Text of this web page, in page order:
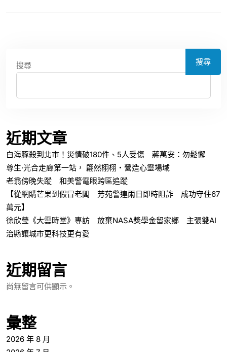
搜尋 搜尋
近期文章
白海豚殺到北市！災情破180件、5人受傷 蔣萬安：勿鬆懈
尊生·光合走廊第一站， 翩然栩栩・營造心靈場域
老翁傍晚失蹤 和美警電眼跨區追蹤
【從網購芒果到假冒老闆 芳苑警連兩日即時阻詐 成功守住67
萬元】
徐欣瑩《大雲時堂》專訪 放棄NASA獎學金留家鄉 主張雙AI
治縣讓城市更科技更有愛
近期留言
尚無留言可供顯示。
彙整
2026 年 8 月